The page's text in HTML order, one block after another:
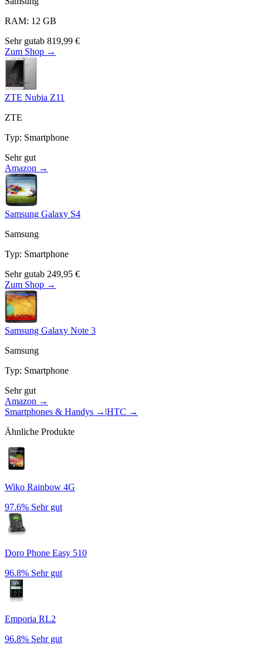
RAM: 12 GB
Sehr gutab 819,99 €
Zum Shop →
ZTE Nubia Z11
ZTE
Typ: Smartphone
Sehr gut
Amazon →
Samsung Galaxy S4
Samsung
Typ: Smartphone
Sehr gutab 249,95 €
Zum Shop →
Samsung Galaxy Note 3
Samsung
Typ: Smartphone
Sehr gut
Amazon →
Smartphones & Handys → |HTC →
Ähnliche Produkte
Wiko Rainbow 4G
97.6% Sehr gut
Doro Phone Easy 510
96.8% Sehr gut
Emporia RL2
96.8% Sehr gut